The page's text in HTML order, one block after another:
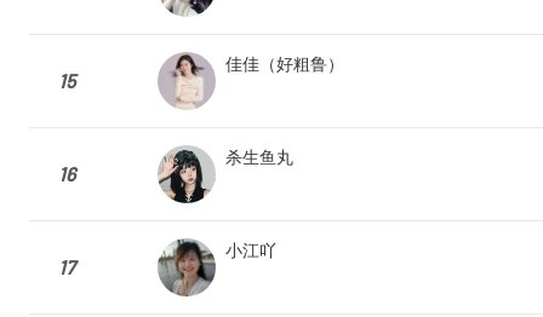
15
佳佳（好粗鲁）
16
杀生鱼丸
17
小江吖